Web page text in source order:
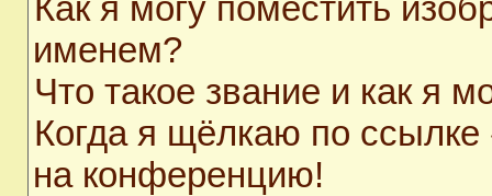
Как я могу поместить
именем?
Что такое звание и как я
Когда я щёлкаю по ссылке
на конференцию!